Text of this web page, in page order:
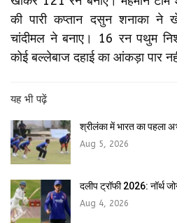
की पारी कप्तान दसुन शनाका
चांदीमल ने बनाए। 16 रन पथुम
कोई बल्लेबाज दहाई का आंकड़ा पार
यह भी पढ़ें
श्रीलंका में भारत का पहला
Aug 5, 2026
दलीप ट्रॉफी 2026: नॉर्थ
Aug 4, 2026